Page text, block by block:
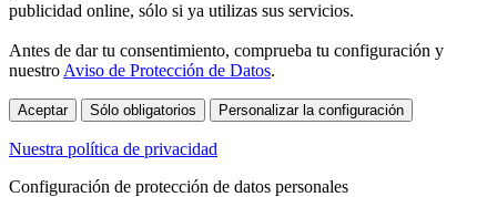
publicidad online, sólo si ya utilizas sus servicios.
Antes de dar tu consentimiento, comprueba tu configuración y
nuestro Aviso de Protección de Datos.
Aceptar Sólo obligatorios Personalizar la configuración
Nuestra política de privacidad
Configuración de protección de datos personales